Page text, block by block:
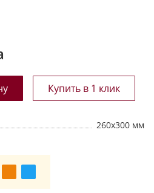
260х300 мм